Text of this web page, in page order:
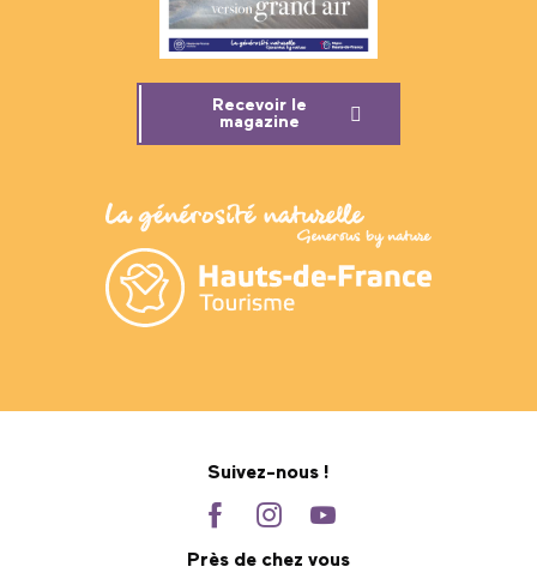
Recevoir le
magazine
Suivez-nous !
Près de chez vous